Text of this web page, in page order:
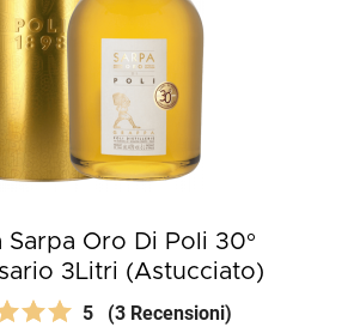
Sarpa Oro Di Poli 30°
3Litri (Astucciato)
5 (3 Recensioni)